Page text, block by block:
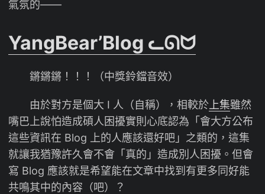
氣氛的——
YangBear’Blog ᓚᘏᗢ
鏘鏘鏘！！！（中獎鈴鐺音效）
由於對方是個大 I 人（自稱），相較於 上集雖然
嘴巴上說怕造成碩人困擾實則心底認為「會大方公布
這些資訊在 Blog 上的人應該還好吧」之類的，這集
就讓我猶豫許久會不會「真的」造成別人困擾。但會
寫 Blog 應該就是希望能在文章中找到有更多同好能
共鳴其中的內容（吧）？